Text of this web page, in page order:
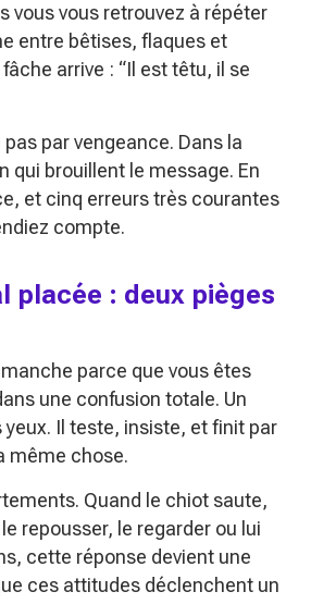
vous vous retrouvez à répéter
entre bêtises, flaques et
arrive : “Il est têtu, il se
par vengeance. Dans la
qui brouillent le message. En
et cinq erreurs très courantes
compte.
placée : deux pièges
parce que vous êtes
une confusion totale. Un
yeux. Il teste, insiste, et finit par
même chose.
Quand le chiot saute,
repousser, le regarder ou lui
cette réponse devient une
ces attitudes déclenchent un